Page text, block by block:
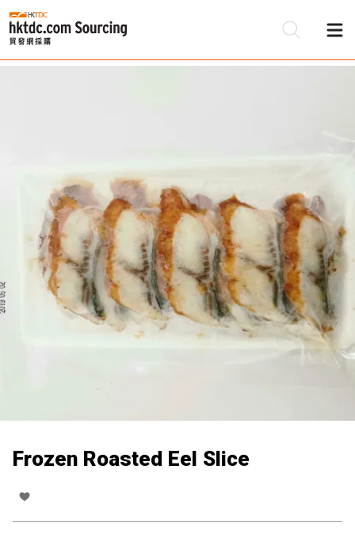
Frozen Roasted Eel Slice